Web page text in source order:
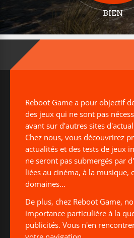
BIEN
Reboot Game a pour objectif
des jeux qui ne sont pas
avant sur d'autres sites
Chez nous, vous découvrirez
actualités et des tests de jeux
ne seront pas submergés par
liées au cinéma, à la musique,
domaines...
De plus, chez Reboot Game,
importance particulière à la
publicités. Vous n'en